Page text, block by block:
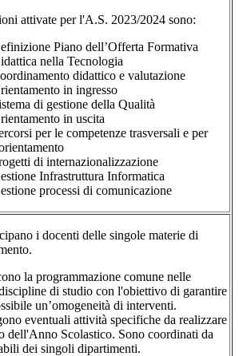
attivate per l'A.S. 2023/2024 sono:
Piano dell’Offerta Formativa
nella Tecnologia
didattico e valutazione
in ingresso
di gestione della Qualità
in uscita
per le competenze trasversali e per
di internazionalizzazione
Infrastruttura Informatica
processi di comunicazione
i docenti delle singole materie di
la programmazione comune nelle
di studio con l'obiettivo di garantire
un’omogeneità di interventi.
eventuali attività specifiche da realizzare
dell'Anno Scolastico. Sono coordinati da
dei singoli dipartimenti.